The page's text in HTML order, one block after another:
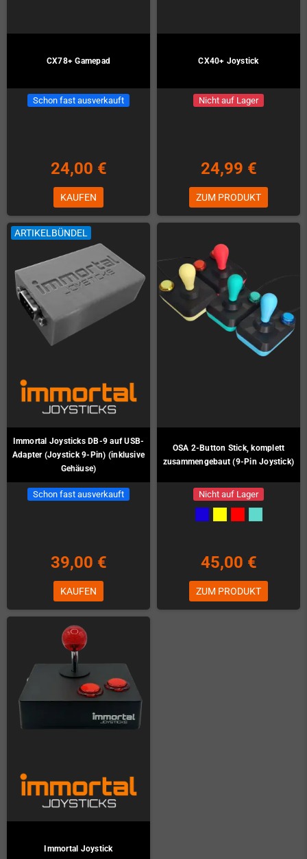
CX78+ Gamepad
Schon fast ausverkauft
24,00 €
KAUFEN
CX40+ Joystick
Nicht auf Lager
24,99 €
ZUM PRODUKT
ARTIKELBÜNDEL
Immortal Joysticks DB-9 auf USB-
Adapter (Joystick 9-Pin) (inklusive
Gehäuse)
Schon fast ausverkauft
39,00 €
KAUFEN
OSA 2-Button Stick, komplett
zusammengebaut (9-Pin Joystick)
Nicht auf Lager
45,00 €
ZUM PRODUKT
Immortal Joystick